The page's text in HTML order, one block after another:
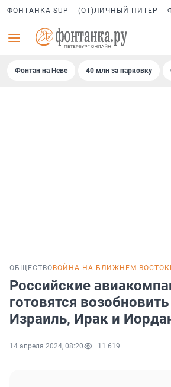
ФОНТАНКА SUP (ОТ)ЛИЧНЫЙ ПИТЕР
Фонтан на Неве 40 млн за парковку
ОБЩЕСТВО ВОЙНА НА БЛИЖНЕМ
Российские
готовятся
Израиль, Ирак и
14 апреля 2024, 08:20 11 619